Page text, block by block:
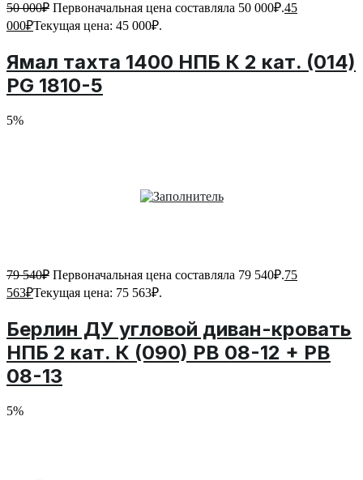
50 000₽ Первоначальная цена составляла 50 000₽.45
000₽Текущая цена: 45 000₽.
Ямал тахта 1400 НПБ К 2 кат. (014)
PG 1810-5
5%
79 540₽ Первоначальная цена составляла 79 540₽.75
563₽Текущая цена: 75 563₽.
Берлин ДУ угловой диван-кровать
НПБ 2 кат. К (090) PB 08-12 + PB
08-13
5%